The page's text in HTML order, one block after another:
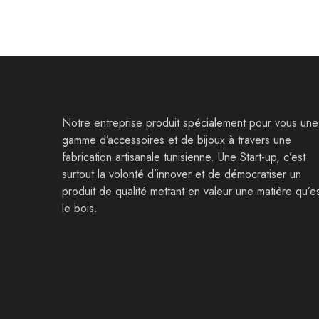
Notre entreprise produit spécialement pour vous une
gamme d’accessoires et de bijoux à travers une
fabrication artisanale tunisienne. Une Start-up, c’est
surtout la volonté d’innover et de démocratiser un
produit de qualité mettant en valeur une matière
le bois.